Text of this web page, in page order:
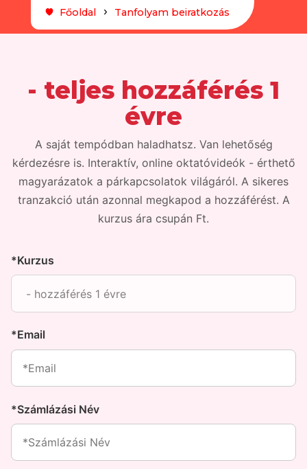
Főoldal Tanfolyam beiratkozás
- teljes hozzáférés 1
évre
A saját tempódban haladhatsz. Van lehetőség
kérdezésre is. Interaktív, online oktatóvideók - érthető
magyarázatok a párkapcsolatok világáról. A sikeres
tranzakció után azonnal megkapod a hozzáférést. A
kurzus ára csupán Ft.
*Kurzus
*Email
*Számlázási Név